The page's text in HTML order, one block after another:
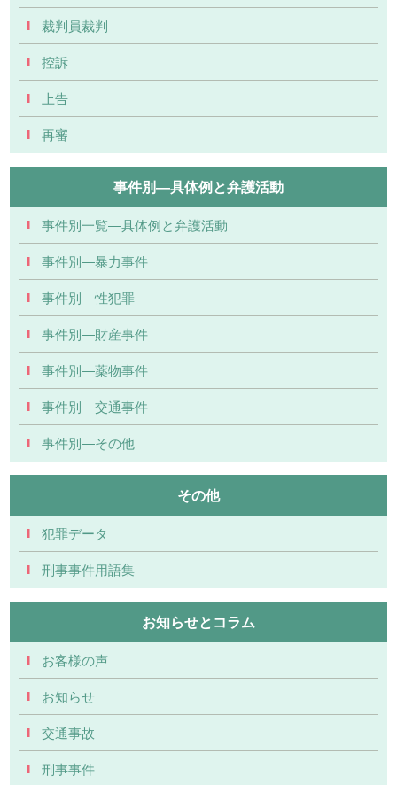
裁判員裁判
控訴
上告
再審
事件別―具体例と弁護活動
事件別一覧―具体例と弁護活動
事件別―暴力事件
事件別―性犯罪
事件別―財産事件
事件別―薬物事件
事件別―交通事件
事件別―その他
その他
犯罪データ
刑事事件用語集
お知らせとコラム
お客様の声
お知らせ
交通事故
刑事事件